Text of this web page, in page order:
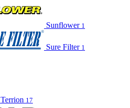
Sunflower 1
Sure Filter 1
Terrion 17